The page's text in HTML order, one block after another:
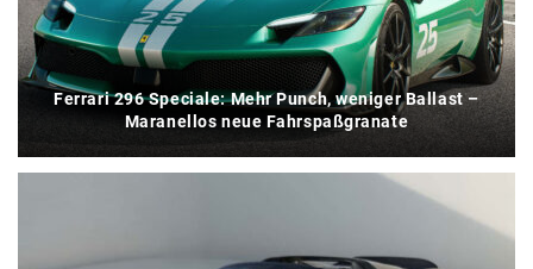
Ferrari 296 Speciale: Mehr Punch, weniger Ballast –
Maranellos neue Fahrspaßgranate